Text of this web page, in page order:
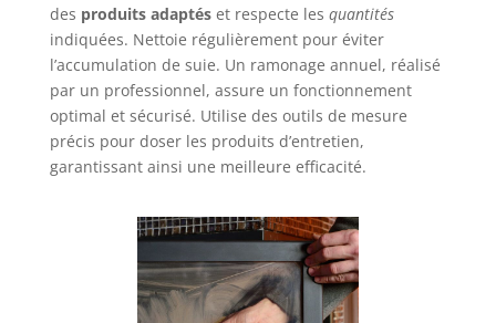
des produits adaptéset respecte les quantités
indiquées. Nettoie régulièrement pour éviter
l’accumulation de suie. Un ramonage annuel, réalisé
par un professionnel, assure un fonctionnement
optimal et sécurisé. Utilise des outils de mesure
précis pour doser les produits d’entretien,
garantissant ainsi une meilleure efficacité.